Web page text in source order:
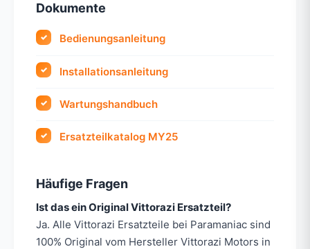
Dokumente
Bedienungsanleitung
Installationsanleitung
Wartungshandbuch
Ersatzteilkatalog MY25
Häufige Fragen
Ist das ein Original Vittorazi Ersatzteil?
Ja. Alle Vittorazi Ersatzteile bei Paramaniac sind
100% Original vom Hersteller Vittorazi Motors in